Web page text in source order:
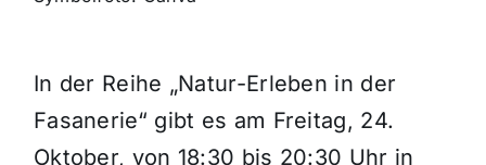
Gewinnspiele
In der Reihe „Natur-Erleben in der
Fasanerie“ gibt es am Freitag, 24.
Oktober, von 18:30 bis 20:30 Uhr in